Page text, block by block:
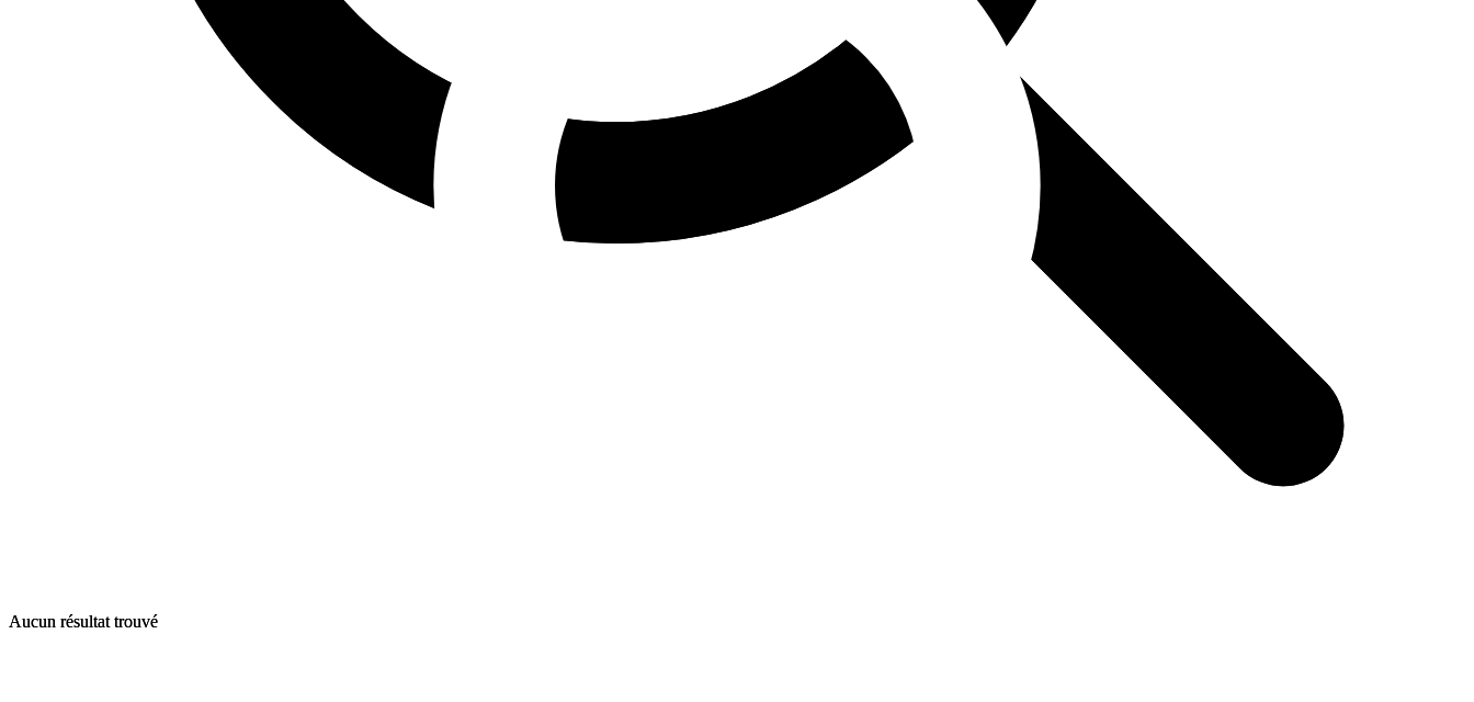
Aucun résultat trouvé
Aucun résultat trouvé